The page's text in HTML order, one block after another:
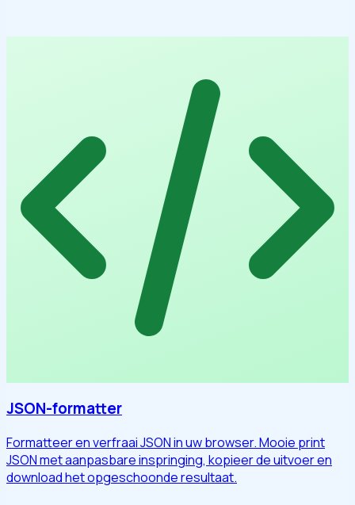
JSON-formatter
Formatteer en verfraai JSON in uw browser. Mooie print
JSON met aanpasbare inspringing, kopieer de uitvoer en
download het opgeschoonde resultaat.